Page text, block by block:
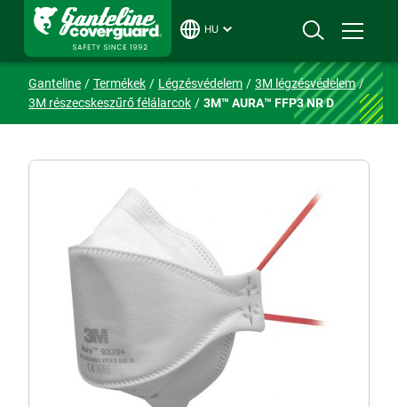
HU
Ganteline Termékek Légzésvédelem
3M légzésvédelem
3M részecskeszűrő félálarcok
3M™ AURA™ FFP3 NR D